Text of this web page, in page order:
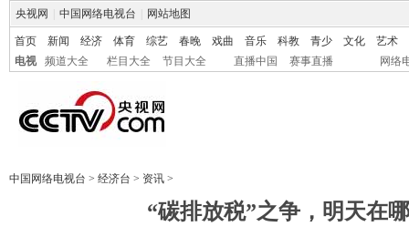
央视网 中国网络电视台 网站地图
首页 新闻 经济 体育 综艺 春晚 戏曲 音乐 科教 青少 文化
艺术
电视
频道大全 栏目大全 节目大全 直播中国 赛事直播 网络
中国网络电视台 > 经济台 > 资讯 >
“碳排放税”之争，明天在